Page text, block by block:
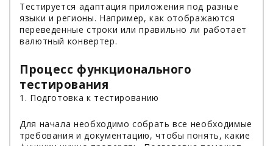
Тестируется адаптация приложения под разные
языки и регионы. Например, как отображаются
переведенные строки или правильно ли работает
валютный конвертер.
Процесс функционального
тестирования
1. Подготовка к тестированию
Для начала необходимо собрать все необходимые
требования и документацию, чтобы понять, какие